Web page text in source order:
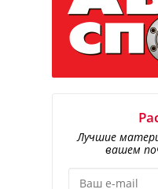
Лучшие
вашем